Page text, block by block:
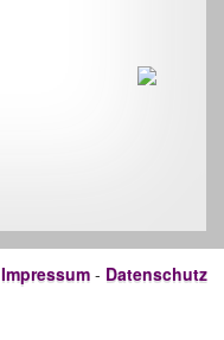
Impressum - Datenschutz